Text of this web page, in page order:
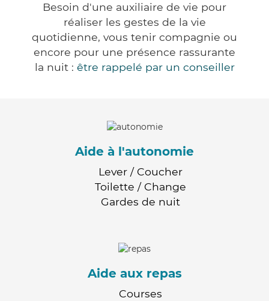
Besoin d'une auxiliaire de vie pour
réaliser les gestes de la vie
quotidienne, vous tenir compagnie ou
encore pour une présence rassurante
la nuit : être rappelé par un conseiller
Aide à l'autonomie
Lever / Coucher
Toilette / Change
Gardes de nuit
Aide aux repas
Courses